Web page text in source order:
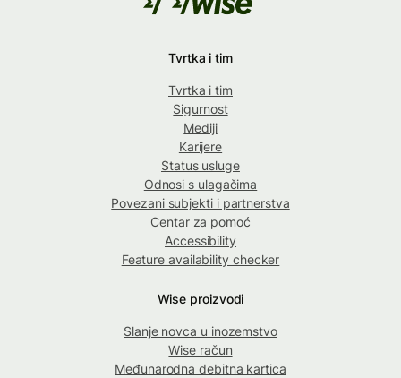
Tvrtka i tim
Tvrtka i tim
Sigurnost
Mediji
Karijere
Status usluge
Odnosi s ulagačima
Povezani subjekti i partnerstva
Centar za pomoć
Accessibility
Feature availability checker
Wise proizvodi
Slanje novca u inozemstvo
Wise račun
Međunarodna debitna kartica